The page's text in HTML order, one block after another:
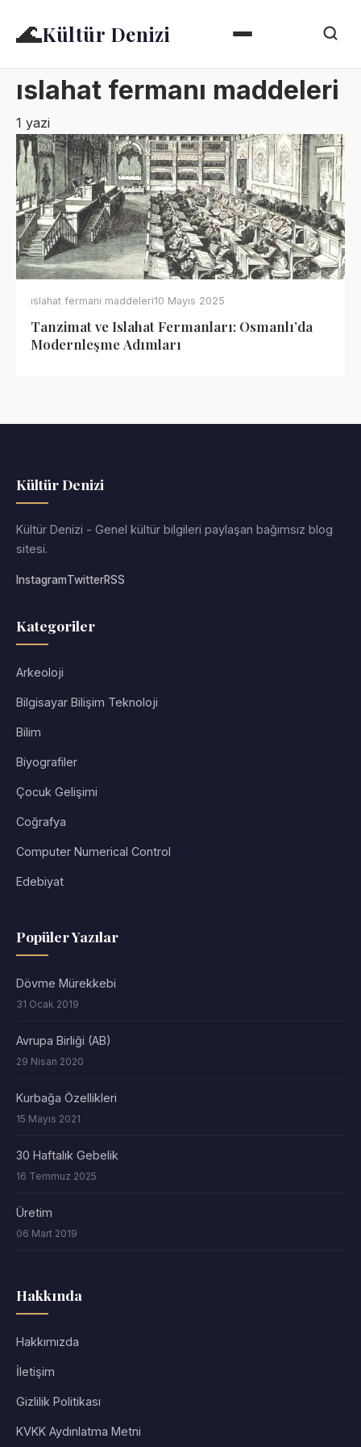
🌊Kültür Denizi
ıslahat fermanı maddeleri
1 yazi
ıslahat fermanı maddeleri10 Mayıs 2025
Tanzimat ve Islahat Fermanları: Osmanlı’da
Modernleşme Adımları
Kültür Denizi
Kültür Denizi - Genel kültür bilgileri paylaşan bağımsız blog
sitesi.
InstagramTwitterRSS
Kategoriler
Arkeoloji
Bilgisayar Bilişim Teknoloji
Bilim
Biyografiler
Çocuk Gelişimi
Coğrafya
Computer Numerical Control
Edebiyat
Popüler Yazılar
Dövme Mürekkebi
31 Ocak 2019
Avrupa Birliği (AB)
29 Nisan 2020
Kurbağa Özellikleri
15 Mayıs 2021
30 Haftalık Gebelik
16 Temmuz 2025
Üretim
06 Mart 2019
Hakkında
Hakkımızda
İletişim
Gizlilik Politikası
KVKK Aydınlatma Metni